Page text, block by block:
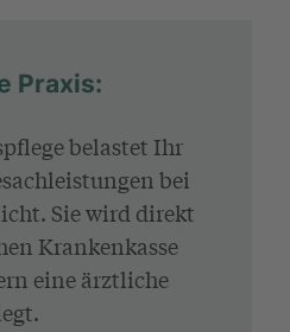
Praxis:
belastet Ihr
bei
Sie wird direkt
Krankenkasse
eine ärztliche